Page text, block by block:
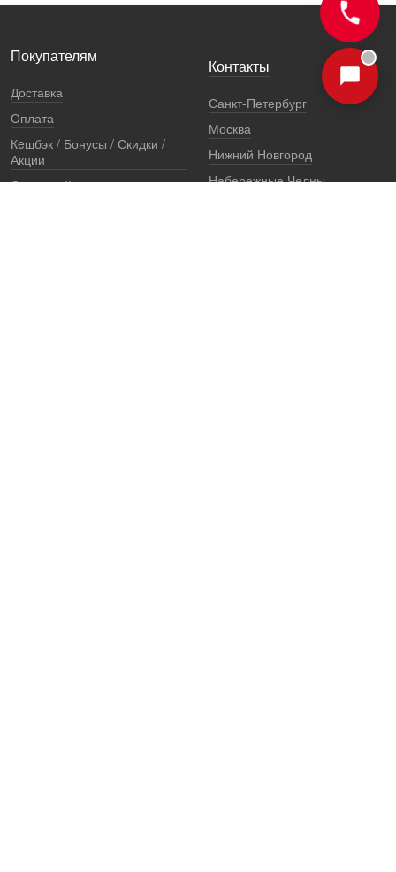
Покупателям
Доставка
Оплата
Кeшбэк / Бонусы / Скидки /
Акции
Остерегайтесь подделок
Контакты
Санкт-Петербург
Москва
Нижний Новгород
Набережные Челны